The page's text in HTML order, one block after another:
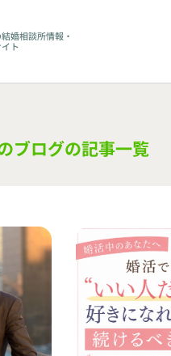
婚相談所情報・
ト
ブログの記事一覧